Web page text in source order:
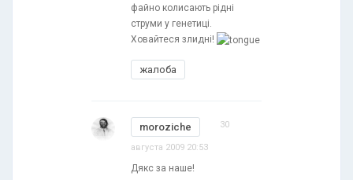
файно колисають рiднi
струми у генетицi.
Ховайтеся злиднi!
жалоба
moroziche 30
августа 2009 20:53
Дякс за наше!